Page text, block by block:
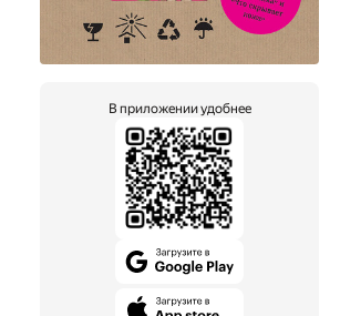
В приложении удобнее